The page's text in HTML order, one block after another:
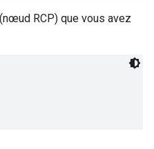
RCP) que vous avez